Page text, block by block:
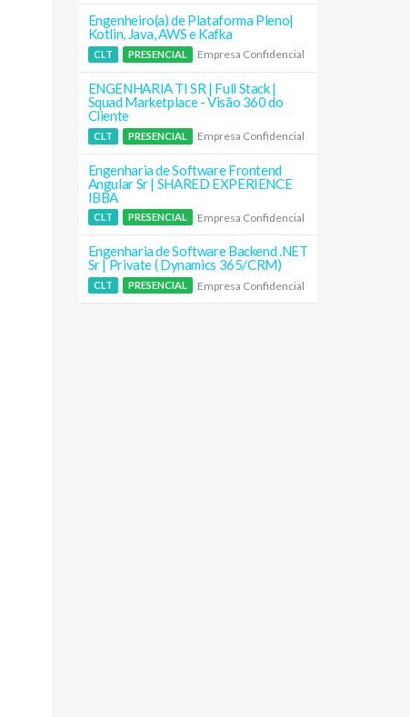
Engenheiro(a) de Plataforma Pleno|
Kotlin, Java, AWS e Kafka
CLT PRESENCIAL Empresa Confidencial
ENGENHARIA TI SR | Full Stack |
Squad Marketplace - Visão 360 do
Cliente
CLT PRESENCIAL Empresa Confidencial
Engenharia de Software Frontend
Angular Sr | SHARED EXPERIENCE
IBBA
CLT PRESENCIAL Empresa Confidencial
Engenharia de Software Backend .NET
Sr | Private ( Dynamics 365/CRM)
CLT PRESENCIAL Empresa Confidencial